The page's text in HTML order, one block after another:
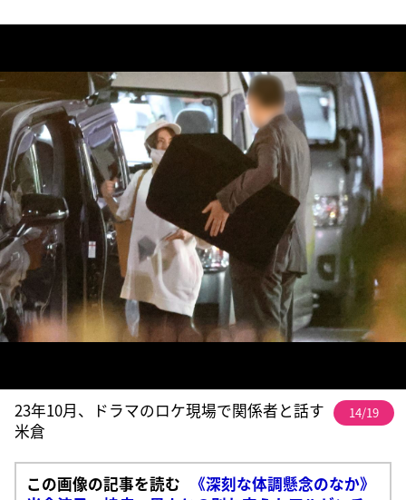
23年10月、ドラマのロケ現場で関係者と話す
米倉
14/19
この画像の記事を読む
《深刻な体調懸念のなか》